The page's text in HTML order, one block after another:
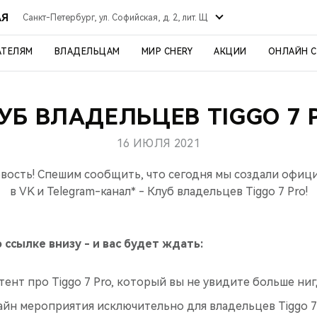
Санкт-Петербург, ул. Софийская, д. 2, лит. Щ
ВЛАДЕЛЬЦАМ МИР CHERY АКЦИИ ОНЛАЙН
ВЛАДЕЛЬЦЕВ TIGGO 7
16 ИЮЛЯ 2021
Спешим сообщить, что сегодня мы создали
в VK и Telegram-канал* - Клуб владельцев Tiggo 7 Pro!
ссылке внизу - и вас будет ждать:
про Tiggo 7 Pro, который вы не увидите больше
мероприятия исключительно для владельцев Tiggo